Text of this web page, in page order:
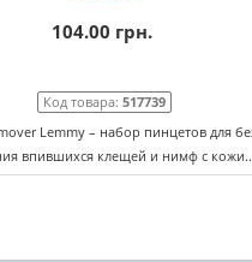
104.00 грн.
Код товара: 517739
Lemmy – набор пинцетов для
впившихся клещей и нимф с кожи..